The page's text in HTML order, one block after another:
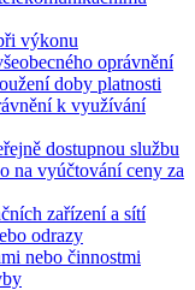
výkonu
oprávnění
doby platnosti
k využívání
dostupnou službu
na vyúčtování ceny za
zařízení a sítí
odrazy
nebo činnostmi